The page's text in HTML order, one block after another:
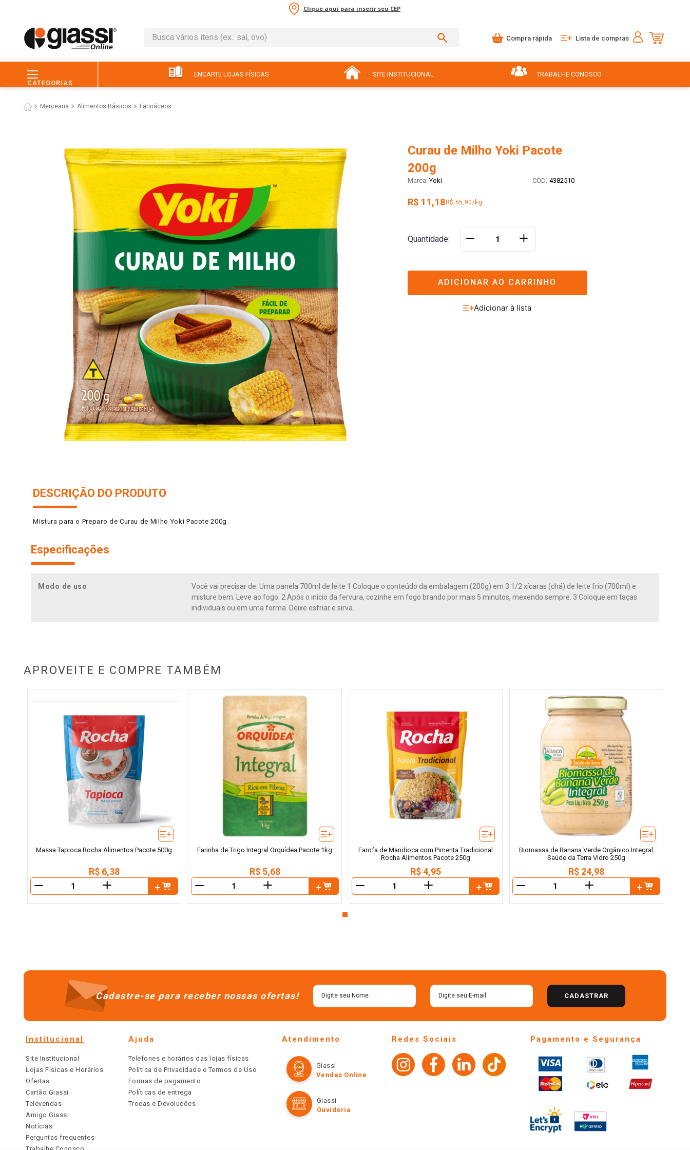
Clique aqui para inserir seu CEP
Busca vários itens (ex.: sal, ovo)
Compra rápida Lista de compras
CATEGORIAS
ENCARTE LOJAS FÍSICAS SITE INSTITUCIONAL TRABALHE CONOSCO
Mercearia Alimentos Básicos Farináceos
Curau de Milho Yoki Pacote
200g
Yoki : 4382510
R$ 11,18R$ 55,90/kg
Quantidade ＋
ADICIONAR AO CARRINHO
DESCRIÇÃO DO PRODUTO
Mistura para o Preparo de Curau de Milho Yoki Pacote 200g
Especificações
Modo de uso
Você vai precisar de: Uma panela 700ml de leite 1 Coloque o conteúdo da embalagem (200g) em 3 1/2 xícaras (chá) de leite frio (700ml) e
misture bem. Leve ao fogo. 2 Após o início da fervura, cozinhe em fogo brando por mais 5 minutos, mexendo sempre. 3 Coloque em taças
individuais ou em uma forma. Deixe esfriar e sirva.
APROVEITE E COMPRE TAMBÉM
Massa Tapioca Rocha Alimentos Pacote 500g
R$ 6,38
＋
Farinha de Trigo Integral Orquídea Pacote 1kg
R$ 5,68
＋
Farofa de Mandioca com Pimenta Tradicional
Rocha Alimentos Pacote 250g
R$ 4,95
＋
Biomassa de Banana Verde Orgânico Integral
Saúde da Terra Vidro 250g
R$ 24,98
＋
Cadastre-se para receber nossas ofertas! CADASTRAR
Institucional
Site Institucional
Lojas Físicas e Horários
Ofertas
Cartão Giassi
Televendas
Amigo Giassi
Notícias
Perguntas frequentes
Ajuda
Telefones e horários das lojas físicas
Política de Privacidade e Termos de Uso
Formas de pagamento
Políticas de entrega
Trocas e Devoluções
Atendimento
Giassi
Vendas Online
Giassi
Ouvidoria
Redes Sociais Pagamento e Segurança
café
3º queijo
6º macarrão
arroz
8 pão
º ovo
10º iogurte